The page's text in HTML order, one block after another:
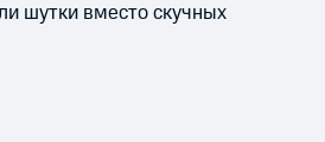
шутки вместо скучных